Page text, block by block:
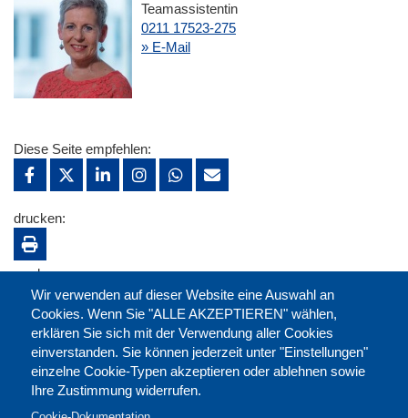
Teamassistentin
0211 17523-275
» E-Mail
Wir verwenden auf dieser Website eine Auswahl an
Cookies. Wenn Sie "ALLE AKZEPTIEREN" wählen,
erklären Sie sich mit der Verwendung aller Cookies
einverstanden. Sie können jederzeit unter "Einstellungen"
einzelne Cookie-Typen akzeptieren oder ablehnen sowie
Ihre Zustimmung widerrufen.
Diese Seite empfehlen:
drucken:
merken: